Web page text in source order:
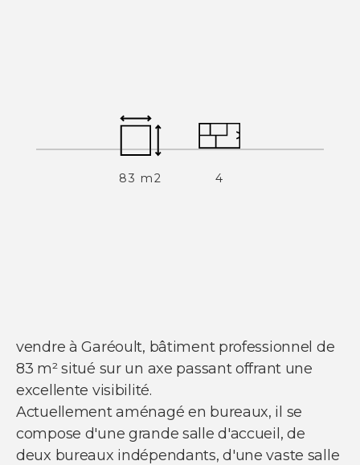
83 m2 4
vendre à Garéoult, bâtiment professionnel de
83 m² situé sur un axe passant offrant une
excellente visibilité.
Actuellement aménagé en bureaux, il se
compose d'une grande salle d'accueil, de
deux bureaux indépendants, d'une vaste salle
Acheter des bureaux
Estimer votre bien
Louer un appartement
Louer une maison
NOUS SUIVRE
Nos actualités
Facebook
Instagram
Linkedin
Youtube